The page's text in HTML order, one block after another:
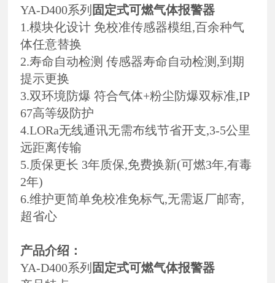
YA-D400系列 固定式可燃气体报警器
1.模块化设计 免校准传感器模组,百余种气
体任意替换
2.寿命自动检测 传感器寿命自动检测,到期
提示更换
3.双环境防爆 符合气体+粉尘防爆双标准,IP
67高等级防护
4.LORa无线通讯无需布线节省开支,3-5公里
远距离传输
5.质保更长 3年质保,免费换新(可燃3年,有毒
2年)
6.维护更简单免校准免标气,无需返厂邮寄,
超省心
产品介绍：
YA-D400系列 固定式可燃气体报警器